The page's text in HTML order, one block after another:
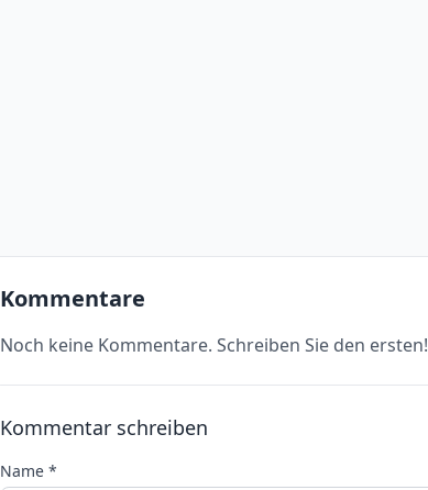
Kommentare
Noch keine Kommentare. Schreiben Sie den ersten!
Kommentar schreiben
Name *